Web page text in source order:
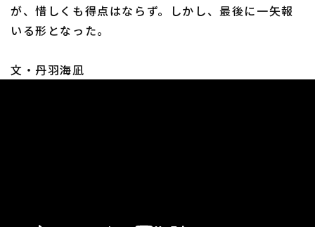
利用規約
が、惜しくも得点はならず。しかし、最後に一矢報
いる形となった。
文・丹羽海凪